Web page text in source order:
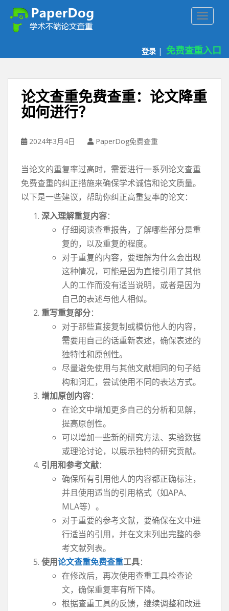
登录 | 免费查重入口
论文查重免费查重：论文降重
如何进行？
2024年3月4日 PaperDog免费查重
当论文的重复率过高时，需要进行一系列论文查重
免费查重的纠正措施来确保学术诚信和论文质量。
以下是一些建议，帮助你纠正高重复率的论文：
深入理解重复内容：
仔细阅读查重报告，了解哪些部分是重
复的，以及重复的程度。
对于重复的内容，要理解为什么会出现
这种情况，可能是因为直接引用了其他
人的工作而没有适当说明，或者是因为
自己的表述与他人相似。
重写重复部分：
对于那些直接复制或模仿他人的内容，
需要用自己的话重新表述，确保表述的
独特性和原创性。
尽量避免使用与其他文献相同的句子结
构和词汇，尝试使用不同的表达方式。
增加原创内容：
在论文中增加更多自己的分析和见解，
提高原创性。
可以增加一些新的研究方法、实验数据
或理论讨论，以展示独特的研究贡献。
引用和参考文献：
确保所有引用他人的内容都正确标注，
并且使用适当的引用格式（如APA、
MLA等）。
对于重要的参考文献，要确保在文中进
行适当的引用，并在文末列出完整的参
考文献列表。
使用论文查重免费查重工具：
在修改后，再次使用查重工具检查论
文，确保重复率有所下降。
根据查重工具的反馈，继续调整和改进